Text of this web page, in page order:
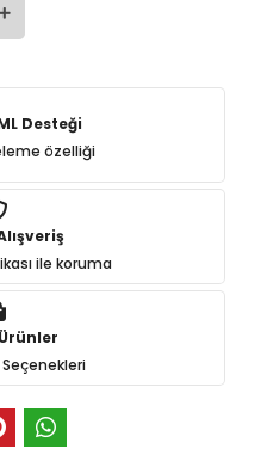
Desteği
özelliği
ile koruma